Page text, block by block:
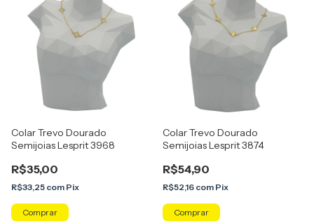
Colar Trevo Dourado
Semijoias Lesprit 3968
R$35,00
R$33,25 com Pix
Colar Trevo Dourado
Semijoias Lesprit 3874
R$54,90
R$52,16 com Pix